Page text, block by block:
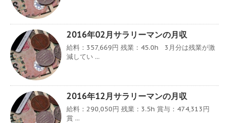
2016年02月サラリーマンの月収
給料：357,669円 残業：45.0h 3月分は残業が激
減してい ...
2016年12月サラリーマンの月収
給料：290,050円 残業：3.5h 賞与：474,313円
賞 ...